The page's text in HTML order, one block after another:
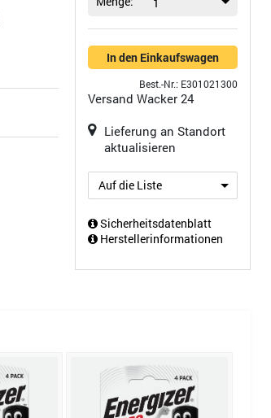
In den Einkaufswagen
Best.-Nr.: E301021300
Versand Wacker 24
Lieferung an Standort
aktualisieren
Auf die Liste
Sicherheitsdatenblatt
Herstellerinformationen